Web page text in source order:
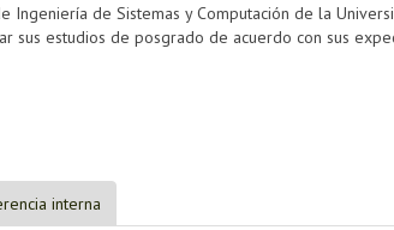
de Sistemas y Computación de la
sus estudios de posgrado de acuerdo con sus
interna